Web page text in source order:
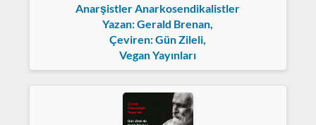
Anarşistler Anarkosendikalistler
Yazan: Gerald Brenan,
Çeviren: Gün Zileli,
Vegan Yayınları